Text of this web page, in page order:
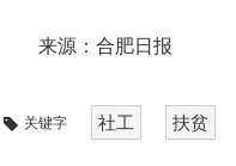
来源：合肥日报
关键字 社工 扶贫